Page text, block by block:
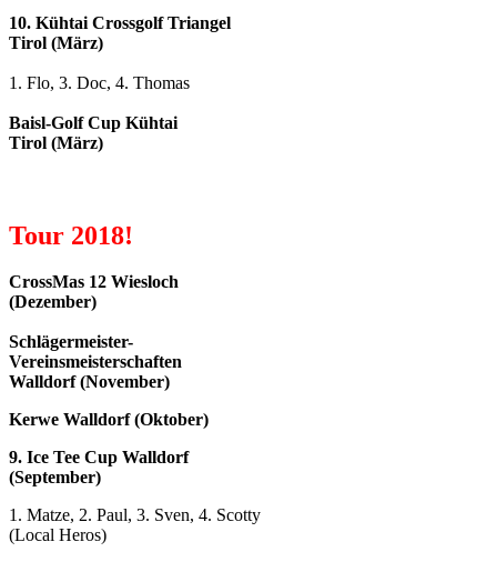
10. Kühtai Crossgolf Triangel
Tirol (März)
1. Flo, 3. Doc, 4. Thomas
Baisl-Golf Cup Kühtai
Tirol (März)
Tour 2018!
CrossMas 12 Wiesloch
(Dezember)
Schlägermeister-
Vereinsmeisterschaften
Walldorf (November)
Kerwe Walldorf (Oktober)
9. Ice Tee Cup Walldorf
(September)
1. Matze, 2. Paul, 3. Sven, 4. Scotty
(Local Heros)